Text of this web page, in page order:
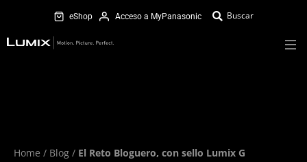
eShop Acceso a MyPanasonic
Home / Blog / El Reto Bloguero, con sello Lumix G